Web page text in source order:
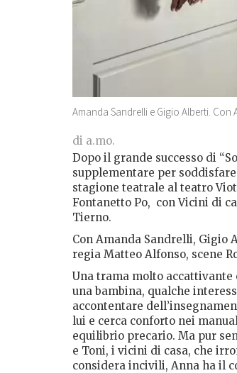
Amanda Sandrelli e Gigio Alberti. Con
di a.mo.
Dopo il grande successo di
supplementare per
stagione teatrale al teatro
Fontanetto Po, con Vicini di
Tierno.
Con Amanda Sandrelli, Gigio
regia Matteo Alfonso, scene
Una trama molto
una bambina, qualche
accontentare
lui e cerca conforto nei
equilibrio precario. Ma pur
e Toni, i vicini di casa, che
considera incivili, Anna ha il